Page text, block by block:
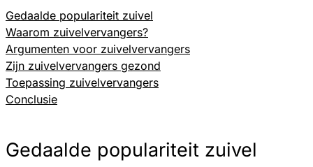
Gedaalde populariteit zuivel
Waarom zuivelvervangers?
Argumenten voor zuivelvervangers
Zijn zuivelvervangers gezond
Toepassing zuivelvervangers
Conclusie
Gedaalde populariteit zuivel